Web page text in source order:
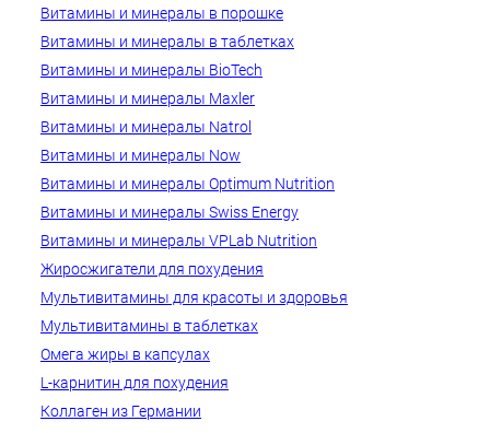
Витамины и минералы в порошке
Витамины и минералы в таблетках
Витамины и минералы BioTech
Витамины и минералы Maxler
Витамины и минералы Natrol
Витамины и минералы Now
Витамины и минералы Optimum Nutrition
Витамины и минералы Swiss Energy
Витамины и минералы VPLab Nutrition
Жиросжигатели для похудения
Мультивитамины для красоты и здоровья
Мультивитамины в таблетках
Омега жиры в капсулах
L-карнитин для похудения
Коллаген из Германии